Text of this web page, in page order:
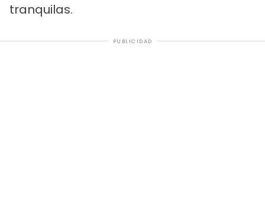
tranquilas.
PUBLICIDAD